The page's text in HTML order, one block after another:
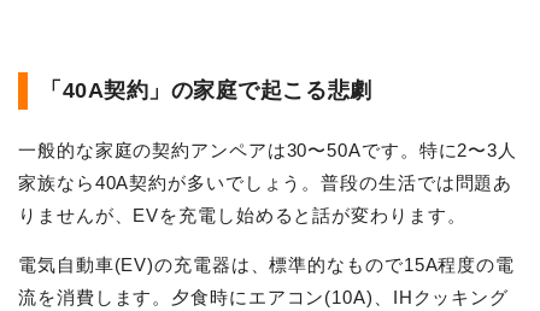
「40A契約」の家庭で起こる悲劇
一般的な家庭の契約アンペアは30〜50Aです。特に2〜3人
家族なら40A契約が多いでしょう。普段の生活では問題あ
りませんが、EVを充電し始めると話が変わります。
電気自動車(EV)の充電器は、標準的なもので15A程度の電
流を消費します。夕食時にエアコン(10A)、IHクッキング